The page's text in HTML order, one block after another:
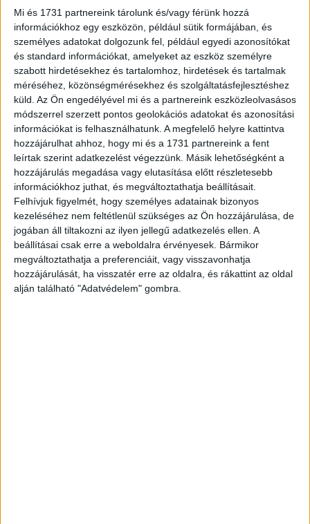
Mi és 1731 partnereink tárolunk és/vagy férünk hozzá
információkhoz egy eszközön, például sütik formájában, és
személyes adatokat dolgozunk fel, például egyedi azonosítókat
és standard információkat, amelyeket az eszköz személyre
szabott hirdetésekhez és tartalomhoz, hirdetések és tartalmak
méréséhez, közönségmérésekhez és szolgáltatásfejlesztéshez
küld. Az Ön engedélyével mi és a partnereink eszközleolvasásos
módszerrel szerzett pontos geolokációs adatokat és azonosítási
információkat is felhasználhatunk. A megfelelő helyre kattintva
hozzájárulhat ahhoz, hogy mi és a 1731 partnereink a fent
leírtak szerint adatkezelést végezzünk. Másik lehetőségként a
hozzájárulás megadása vagy elutasítása előtt részletesebb
információkhoz juthat, és megváltoztathatja beállításait.
Felhívjuk figyelmét, hogy személyes adatainak bizonyos
kezeléséhez nem feltétlenül szükséges az Ön hozzájárulása, de
jogában áll tiltakozni az ilyen jellegű adatkezelés ellen. A
beállításai csak erre a weboldalra érvényesek. Bármikor
megváltoztathatja a preferenciáit, vagy visszavonhatja
hozzájárulását, ha visszatér erre az oldalra, és rákattint az oldal
alján található "Adatvédelem" gombra.
#3 Lengyel erdő télen